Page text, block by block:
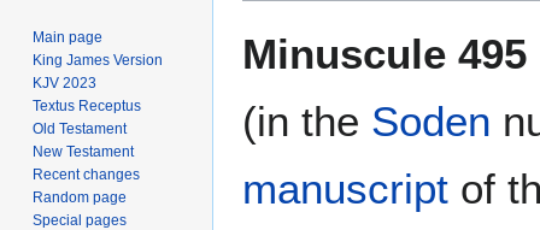
toto
Minuscule 495
(in the Soden
manuscript of
Main page
King James Version
KJV 2023
Textus Receptus
Old Testament
New Testament
Recent changes
Random page
Special pages